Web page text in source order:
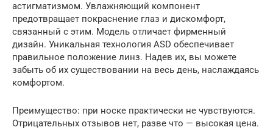
астигматизмом. Увлажняющий компонент
предотвращает покраснение глаз и дискомфорт,
связанный с этим. Модель отличает фирменный
дизайн. Уникальная технология ASD обеспечивает
правильное положение линз. Надев их, вы можете
забыть об их существовании на весь день, наслаждаясь
комфортом.
Преимущество: при носке практически не чувствуются.
Отрицательных отзывов нет, разве что — высокая цена.